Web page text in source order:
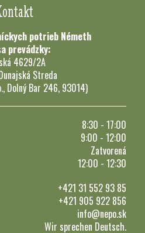
potrieb Németh
prevádzky:
4629/2A
Streda
Dolný Bar 246, 93014)
8:30 - 17:00
9:00 - 12:00
Zatvorená
12:00 - 12:30
+421 31 552 93 85
+421 905 922 856
info@nepo.sk
Wir sprechen Deutsch.